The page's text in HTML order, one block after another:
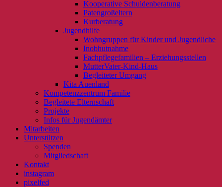
Kooperative Schuldenberatung
Patengroßeltern
Kurberatung
Jugendhilfe
Wohngruppen für Kinder und Jugendliche
Inobhutnahme
Fachpflegefamilien – Erziehungsstellen
MutterVater-Kind-Haus
Begleiteter Umgang
Kita Auenland
Kompetenzzentrum Familie
Begleitete Elternschaft
Projekte
Infos für Jugendämter
Mitarbeiten
Unterstützen
Spenden
Mitgliedschaft
Kontakt
instagram
pixelfed